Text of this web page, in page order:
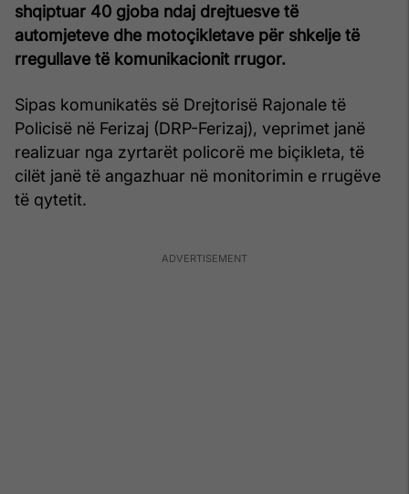
shqiptuar 40 gjoba ndaj drejtuesve të
automjeteve dhe motoçikletave për shkelje të
rregullave të komunikacionit rrugor.
Sipas komunikatës së Drejtorisë Rajonale të
Policisë në Ferizaj (DRP-Ferizaj), veprimet janë
realizuar nga zyrtarët policorë me biçikleta, të
cilët janë të angazhuar në monitorimin e rrugëve
të qytetit.